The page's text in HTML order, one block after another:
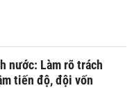
nước: Làm rõ trách
tiến độ, đội vốn